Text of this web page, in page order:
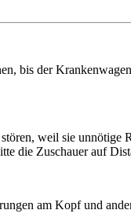
bis der
weil sie unnötige
die Zuschauer auf
am Kopf und